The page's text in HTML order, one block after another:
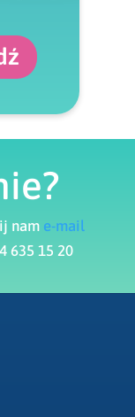
nam e-mail
635 15 20